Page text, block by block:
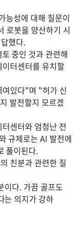
능성에 대해 질문이
로봇을 양산하기 시
했다.
중인 것과 관련해
터센터를 유치할
여있다"며 "허가 신
발전할지 모르겠
센터와 엄청난 전
규제로는 AI 발전에
풀이된다.
친분과 관련한 질
이다. 가끔 골프도
는 의지가 강하